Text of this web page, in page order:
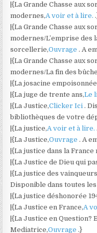
|{La Grande Chasse aux
modernes,A voir et à lire.
|{La Grande Chasse aux
modernes/L’emprise des
sorcellerie,Ouvrage. A
|{La Grande Chasse aux
modernes/La fin des
|{La josacine
|{La juge de trente ans,Le
|{La Justice,Clicker Ici.
bibliothèques de votre
|{La justice,A voir et à lire.
|{La Justice,Ouvrage. A
|{La justice dans la France
|{La Justice de Dieu qui
|{La justice des
Disponible dans toutes
|{La justice déshonorée
|{La Justice en France,A
|{La Justice en Question?
Mediatrice,Ouvrage.}